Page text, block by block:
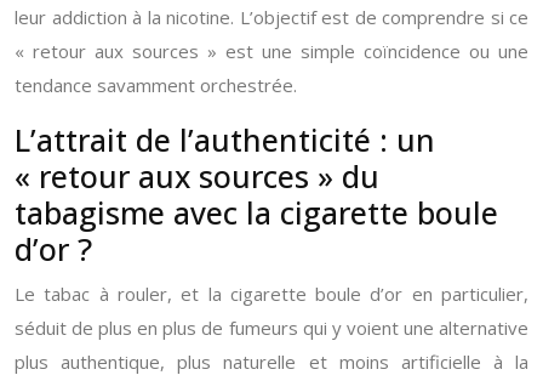
leur addiction à la nicotine. L’objectif est de comprendre si ce
« retour aux sources » est une simple coïncidence ou une
tendance savamment orchestrée.
L’attrait de l’authenticité : un
« retour aux sources » du
tabagisme avec la cigarette boule
d’or ?
Le tabac à rouler, et la cigarette boule d’or en particulier,
séduit de plus en plus de fumeurs qui y voient une alternative
plus authentique, plus naturelle et moins artificielle à la